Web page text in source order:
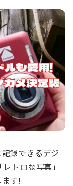
録できるデジ
トロな写真」
す!